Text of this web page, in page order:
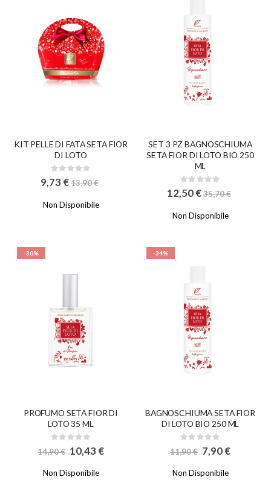
KIT PELLE DI FATA SETA FIOR
DI LOTO
Rating:
0%
9,73 € 13,90 €
Non Disponibile
SET 3 PZ BAGNOSCHIUMA
SETA FIOR DI LOTO BIO 250
ML
Rating:
0%
12,50 € 35,70 €
Non Disponibile
-30%
PROFUMO SETA FIOR DI
LOTO 35 ML
Rating:
0%
14,90 € Special
Price
10,43 €
Non Disponibile
-34%
BAGNOSCHIUMA SETA FIOR
DI LOTO BIO 250 ML
Rating:
0%
11,90 € Special
Price
7,90 €
Non Disponibile